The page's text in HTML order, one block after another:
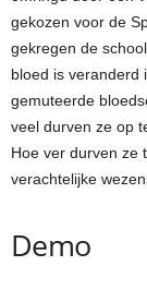
gekozen voor de
gekregen de
bloed is veranderd
gemuteerde
veel durven ze op
Hoe ver durven ze
verachtelijke
Demo